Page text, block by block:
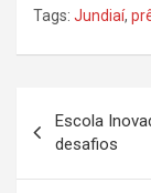
Tags: Jundiaí,
v
Escola
desafios